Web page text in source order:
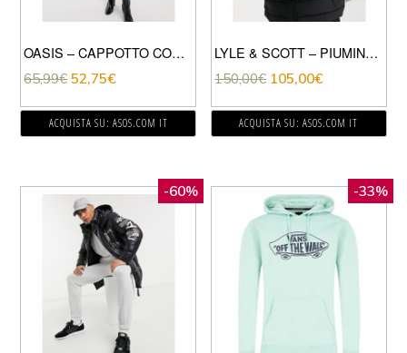
OASIS – CAPPOTTO COMODO-VERDE
65,99€ 52,75€
ACQUISTA SU: ASOS.COM IT
LYLE & SCOTT – PIUMINO LEGGERO NERO
150,00€ 105,00€
ACQUISTA SU: ASOS.COM IT
-60% -33%